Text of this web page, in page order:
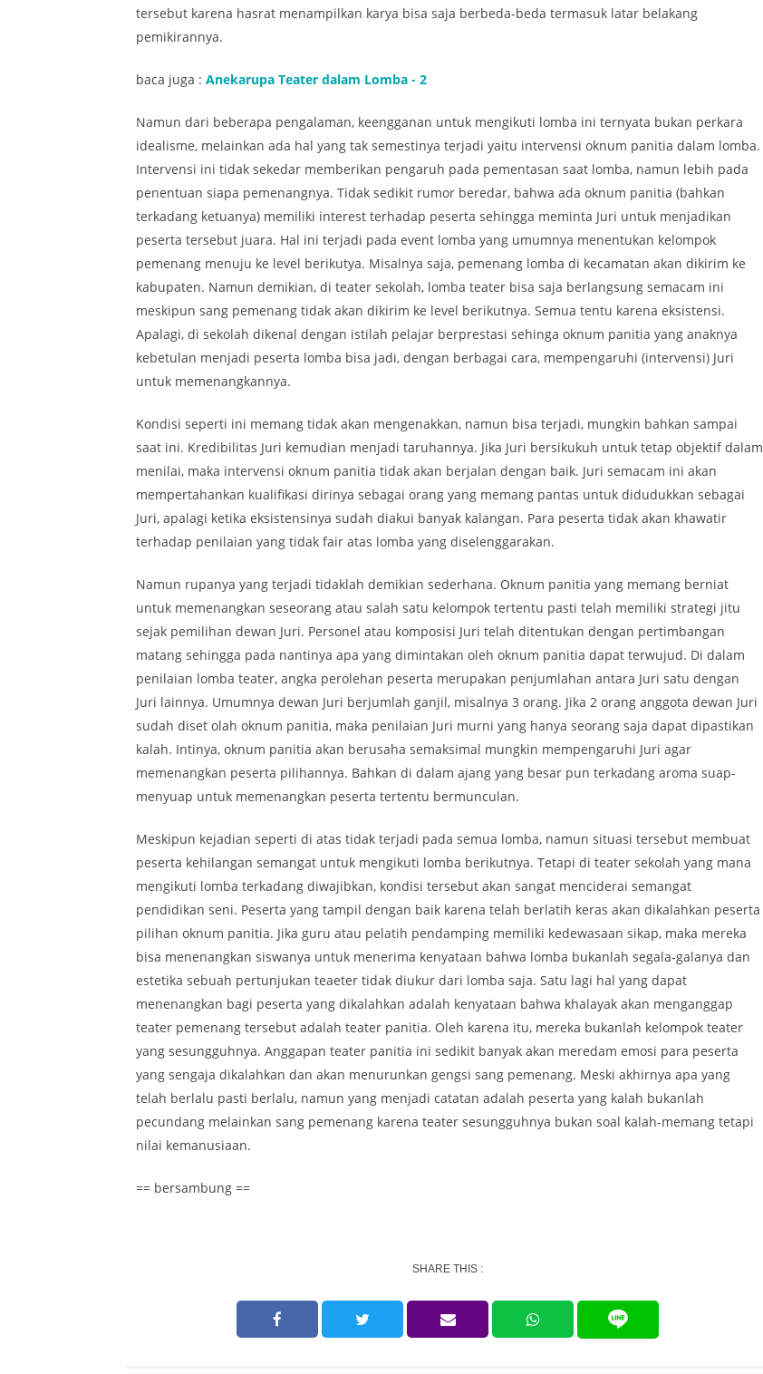
tersebut karena hasrat menampilkan karya bisa saja berbeda-beda termasuk latar belakang
pemikirannya.
baca juga : Anekarupa Teater dalam Lomba - 2
Namun dari beberapa pengalaman, keengganan untuk mengikuti lomba ini ternyata bukan perkara
idealisme, melainkan ada hal yang tak semestinya terjadi yaitu intervensi oknum panitia dalam lomba.
Intervensi ini tidak sekedar memberikan pengaruh pada pementasan saat lomba, namun lebih pada
penentuan siapa pemenangnya. Tidak sedikit rumor beredar, bahwa ada oknum panitia (bahkan
terkadang ketuanya) memiliki interest terhadap peserta sehingga meminta Juri untuk menjadikan
peserta tersebut juara. Hal ini terjadi pada event lomba yang umumnya menentukan kelompok
pemenang menuju ke level berikutya. Misalnya saja, pemenang lomba di kecamatan akan dikirim ke
kabupaten. Namun demikian, di teater sekolah, lomba teater bisa saja berlangsung semacam ini
meskipun sang pemenang tidak akan dikirim ke level berikutnya. Semua tentu karena eksistensi.
Apalagi, di sekolah dikenal dengan istilah pelajar berprestasi sehinga oknum panitia yang anaknya
kebetulan menjadi peserta lomba bisa jadi, dengan berbagai cara, mempengaruhi (intervensi) Juri
untuk memenangkannya.
Kondisi seperti ini memang tidak akan mengenakkan, namun bisa terjadi, mungkin bahkan sampai
saat ini. Kredibilitas Juri kemudian menjadi taruhannya. Jika Juri bersikukuh untuk tetap objektif dalam
menilai, maka intervensi oknum panitia tidak akan berjalan dengan baik. Juri semacam ini akan
mempertahankan kualifikasi dirinya sebagai orang yang memang pantas untuk didudukkan sebagai
Juri, apalagi ketika eksistensinya sudah diakui banyak kalangan. Para peserta tidak akan khawatir
terhadap penilaian yang tidak fair atas lomba yang diselenggarakan.
Namun rupanya yang terjadi tidaklah demikian sederhana. Oknum panitia yang memang berniat
untuk memenangkan seseorang atau salah satu kelompok tertentu pasti telah memiliki strategi jitu
sejak pemilihan dewan Juri. Personel atau komposisi Juri telah ditentukan dengan pertimbangan
matang sehingga pada nantinya apa yang dimintakan oleh oknum panitia dapat terwujud. Di dalam
penilaian lomba teater, angka perolehan peserta merupakan penjumlahan antara Juri satu dengan
Juri lainnya. Umumnya dewan Juri berjumlah ganjil, misalnya 3 orang. Jika 2 orang anggota dewan Juri
sudah diset olah oknum panitia, maka penilaian Juri murni yang hanya seorang saja dapat dipastikan
kalah. Intinya, oknum panitia akan berusaha semaksimal mungkin mempengaruhi Juri agar
memenangkan peserta pilihannya. Bahkan di dalam ajang yang besar pun terkadang aroma suap-
menyuap untuk memenangkan peserta tertentu bermunculan.
Meskipun kejadian seperti di atas tidak terjadi pada semua lomba, namun situasi tersebut membuat
peserta kehilangan semangat untuk mengikuti lomba berikutnya. Tetapi di teater sekolah yang mana
mengikuti lomba terkadang diwajibkan, kondisi tersebut akan sangat menciderai semangat
pendidikan seni. Peserta yang tampil dengan baik karena telah berlatih keras akan dikalahkan peserta
pilihan oknum panitia. Jika guru atau pelatih pendamping memiliki kedewasaan sikap, maka mereka
bisa menenangkan siswanya untuk menerima kenyataan bahwa lomba bukanlah segala-galanya dan
estetika sebuah pertunjukan teaeter tidak diukur dari lomba saja. Satu lagi hal yang dapat
menenangkan bagi peserta yang dikalahkan adalah kenyataan bahwa khalayak akan menganggap
teater pemenang tersebut adalah teater panitia. Oleh karena itu, mereka bukanlah kelompok teater
yang sesungguhnya. Anggapan teater panitia ini sedikit banyak akan meredam emosi para peserta
yang sengaja dikalahkan dan akan menurunkan gengsi sang pemenang. Meski akhirnya apa yang
telah berlalu pasti berlalu, namun yang menjadi catatan adalah peserta yang kalah bukanlah
pecundang melainkan sang pemenang karena teater sesungguhnya bukan soal kalah-memang tetapi
nilai kemanusiaan.
== bersambung ==
SHARE THIS :